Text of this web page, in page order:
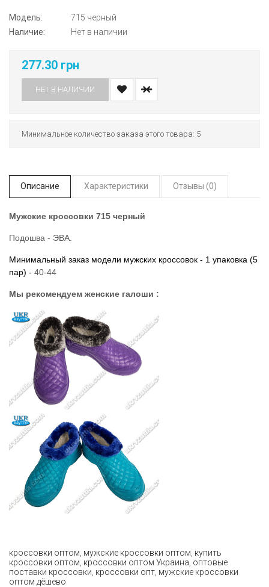
Модель:
715 черный
Наличие:
Нет в наличии
277.30 грн
НЕТ В НАЛИЧИИ
Минимальное количество заказа этого товара: 5
Описание Характеристики Отзывы (0)
Мужские кроссовки 715 черный
Подошва - ЭВА.
Минимальный заказ модели мужских кроссовок - 1 упаковка (5
пар) - 40-44
Мы рекомендуем женские галоши :
кроссовки оптом мужские кроссовки оптом купить
кроссовки оптом кроссовки оптом Украина оптовые
поставки кроссовки кроссовки опт мужские кроссовки
оптом дёшево